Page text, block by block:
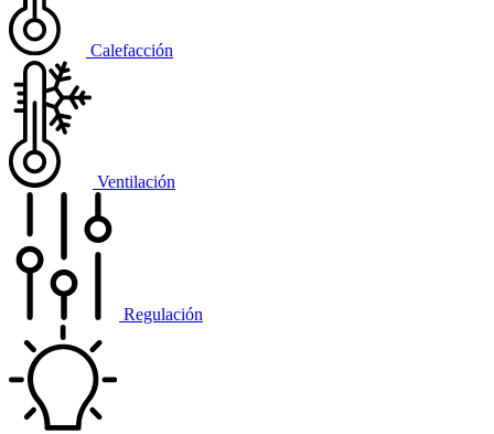
Calefacción
Ventilación
Regulación